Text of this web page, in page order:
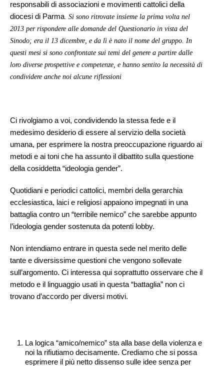
responsabili di associazioni e movimenti cattolici della
diocesi di Parma . Si sono ritrovate insieme la prima volta nel
2013 per rispondere alle domande del Questionario in vista del
Sinodo; era il 13 dicembre, e da lì è nato il nome del gruppo. In
questi mesi si sono confrontate sui temi del genere a partire dalle
loro diverse prospettive e competenze, e hanno sentito la necessità di
condividere anche noi alcune riflessioni
Ci rivolgiamo a voi, condividendo la stessa fede e il
medesimo desiderio di essere al servizio della società
umana, per esprimere la nostra preoccupazione riguardo ai
metodi e ai toni che ha assunto il dibattito sulla questione
della cosiddetta “ideologia gender”.
Quotidiani e periodici cattolici, membri della gerarchia
ecclesiastica, laici e religiosi appaiono impegnati in una
battaglia contro un “terribile nemico” che sarebbe appunto
l’ideologia gender sostenuta da potenti lobby.
Non intendiamo entrare in questa sede nel merito delle
tante e diversissime questioni che vengono sollevate
sull’argomento. Ci interessa qui soprattutto osservare che il
metodo e il linguaggio usati in questa “battaglia” non ci
trovano d’accordo per diversi motivi.
La logica “amico/nemico” sta alla base della violenza e
noi la rifiutiamo decisamente. Crediamo che si possa
esprimere il più netto dissenso sulle idee senza per